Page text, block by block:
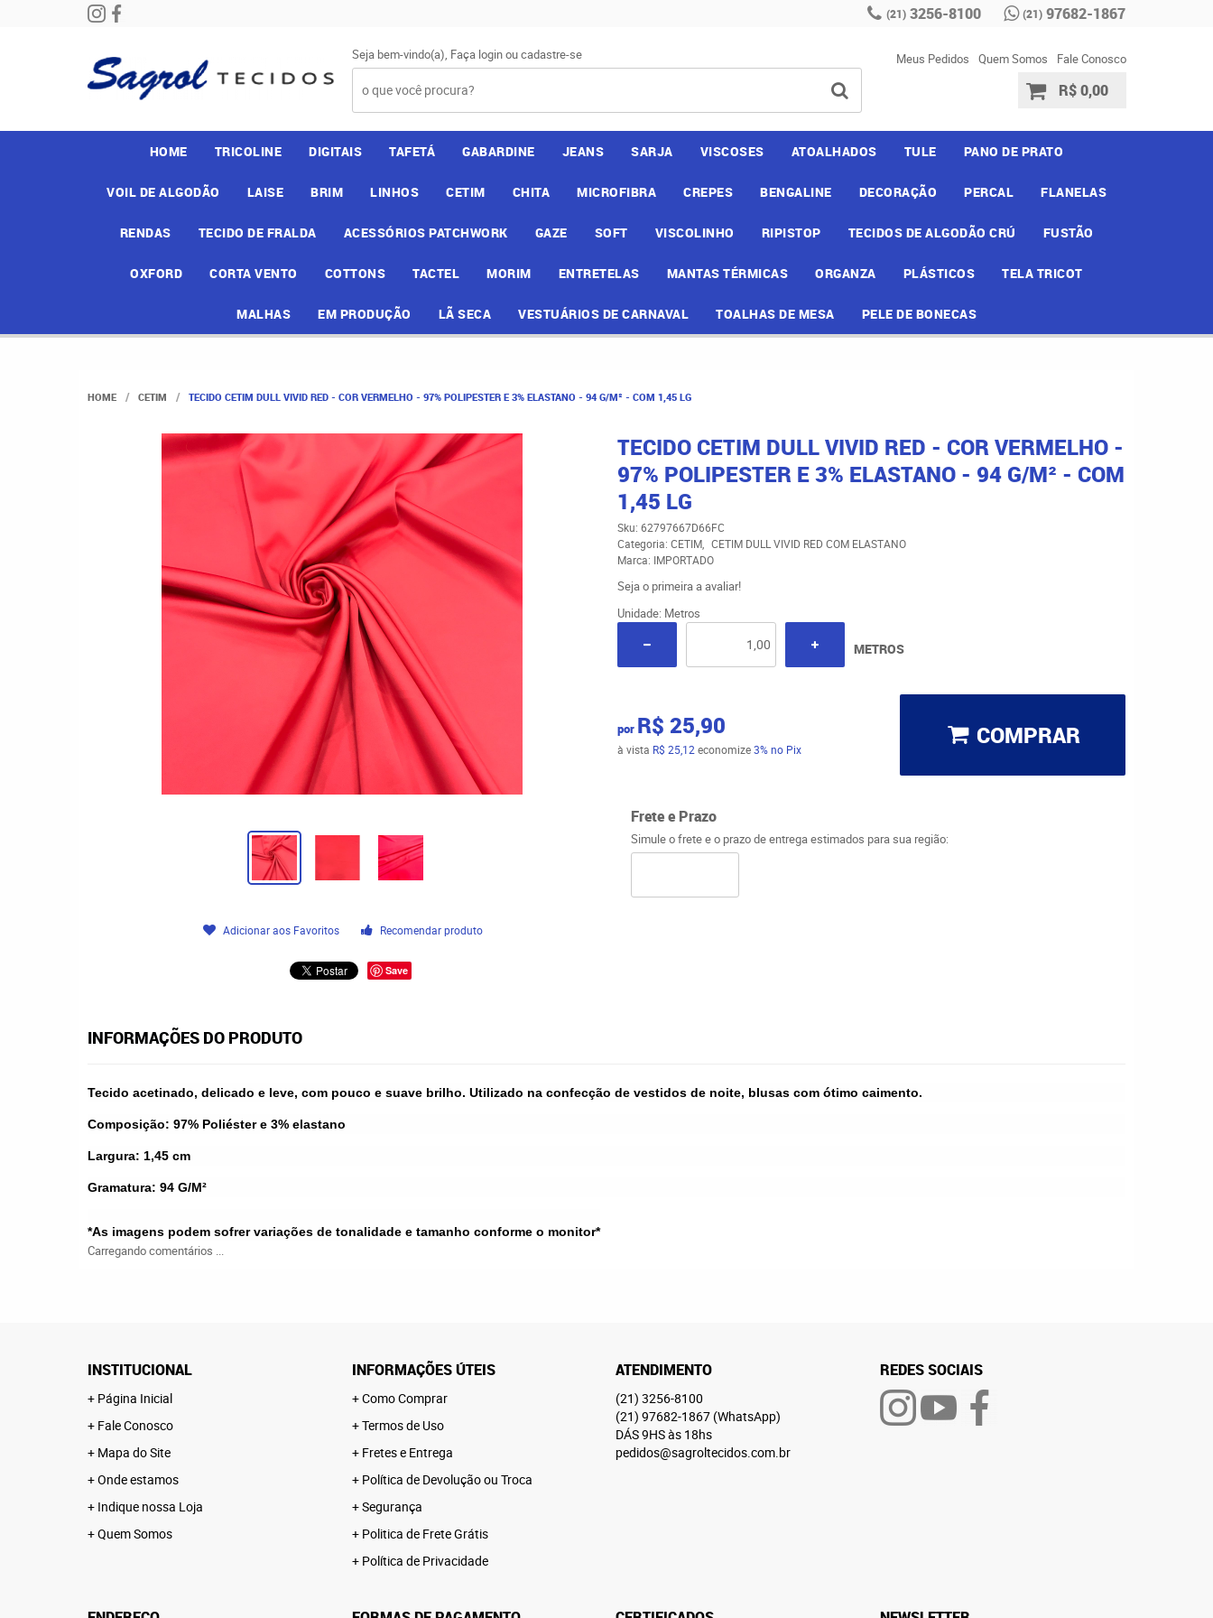
(21) 3256-8100 (21) 97682-1867
Seja bem-vindo(a), Faça loginoucadastre-se Meus Pedidos Quem Somos Fale Conosco
R$ 0,00
HOME TRICOLINE DIGITAIS TAFETÁ GABARDINE JEANS SARJA VISCOSES ATOALHADOS TULE PANO DE PRATO
VOIL DE ALGODÃO LAISE BRIM LINHOS CETIM CHITA MICROFIBRA CREPES BENGALINE DECORAÇÃO PERCAL FLANELAS
RENDAS TECIDO DE FRALDA ACESSÓRIOS PATCHWORK GAZE SOFT VISCOLINHO RIPISTOP TECIDOS DE ALGODÃO CRÚ FUSTÃO
OXFORD CORTA VENTO COTTONS TACTEL MORIM ENTRETELAS MANTAS TÉRMICAS ORGANZA PLÁSTICOS TELA TRICOT
MALHAS EM PRODUÇÃO LÃ SECA VESTUÁRIOS DE CARNAVAL TOALHAS DE MESA PELE DE BONECAS
HOME CETIM TECIDO CETIM DULL VIVID RED - COR VERMELHO - 97% POLIPESTER E 3% ELASTANO - 94 G/M² - COM 1,45 LG
Adicionar aos Favoritos Recomendar produto
Save
TECIDO CETIM DULL VIVID RED - COR VERMELHO -
97% POLIPESTER E 3% ELASTANO - 94 G/M² - COM
1,45 LG
Sku: 62797667D66FC
Categoria: CETIM
CETIM DULL VIVID RED COM ELASTANO
Marca: IMPORTADO
Seja o primeira a avaliar!
Unidade: Metros
METROS
por R$ 25,90
à vista R$ 25,12 economize3% no Pix COMPRAR
Frete e Prazo
Simule o frete e o prazo de entrega estimados para sua região:
INFORMAÇÕES DO PRODUTO
Tecido acetinado, delicado e leve, com pouco e suave brilho. Utilizado na confecção de vestidos de noite, blusas com ótimo caimento.
Composição: 97% Poliéster e 3% elastano
Largura: 1,45 cm
Gramatura: 94 G/M²
*As imagens podem sofrer variações de tonalidade e tamanho conforme o monitor*
Carregando comentários ...
INSTITUCIONAL
Página Inicial
Fale Conosco
Mapa do Site
Onde estamos
Indique nossa Loja
Quem Somos
INFORMAÇÕES ÚTEIS
Como Comprar
Termos de Uso
Fretes e Entrega
Política de Devolução ou Troca
Segurança
Politica de Frete Grátis
Política de Privacidade
ATENDIMENTO
(21) 3256-8100
(21) 97682-1867 (WhatsApp)
DÁS 9HS às 18hs
pedidos@sagroltecidos.com.br
REDES SOCIAIS